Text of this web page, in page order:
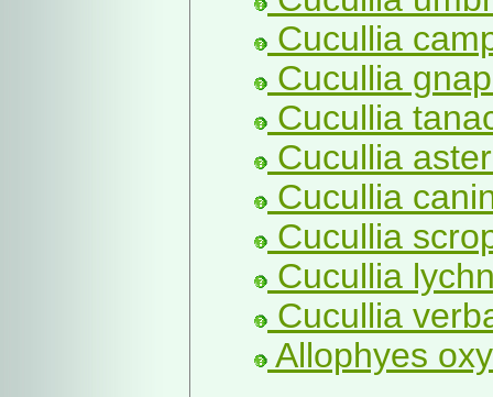
Cucullia
Cucullia
Cucullia
Cucullia
Cucullia
Cucullia
Cucullia
Cucullia
Allophyes